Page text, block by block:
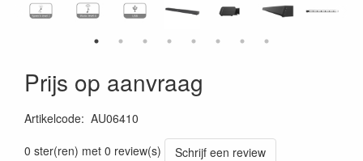
Prijs op aanvraag
Artikelcode: AU06410
0 ster(ren) met 0 review(s)
Schrijf een review